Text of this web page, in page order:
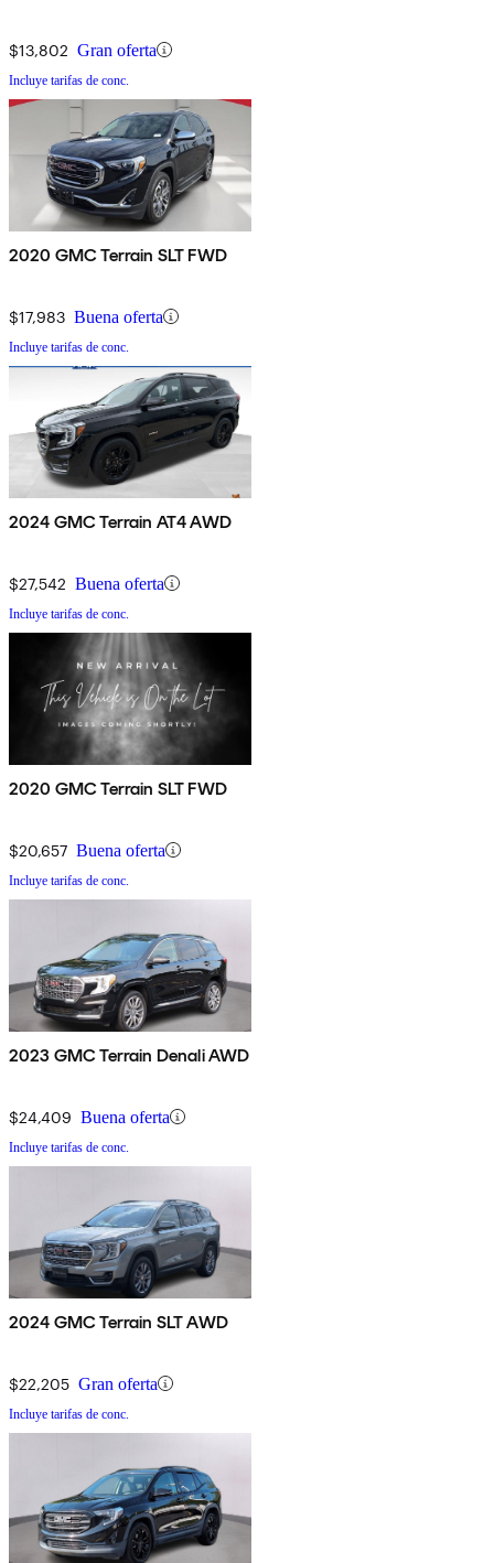
$13,802 Gran oferta
Incluye tarifas de conc.
2020 GMC Terrain SLT FWD
$17,983 Buena oferta
Incluye tarifas de conc.
2024 GMC Terrain AT4 AWD
$27,542 Buena oferta
Incluye tarifas de conc.
2020 GMC Terrain SLT FWD
$20,657 Buena oferta
Incluye tarifas de conc.
2023 GMC Terrain Denali AWD
$24,409 Buena oferta
Incluye tarifas de conc.
2024 GMC Terrain SLT AWD
$22,205 Gran oferta
Incluye tarifas de conc.